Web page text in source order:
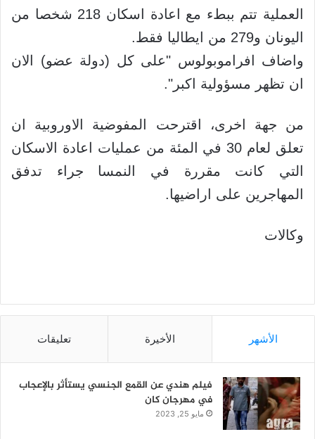
العملية تتم ببطء مع اعادة اسكان 218 شخصا من
اليونان و279 من ايطاليا فقط.
واضاف افراموبولوس "على كل (دولة عضو) الان
ان تظهر مسؤولية اكبر".
من جهة اخرى، اقترحت المفوضية الاوروبية ان
تعلق لعام 30 في المئة من عمليات اعادة الاسكان
التي كانت مقررة في النمسا جراء تدفق
المهاجرين على اراضيها.
وكالات
الأشهر الأخيرة تعليقات
فيلم هندي عن القمع الجنسي يستأثر بالإعجاب
في مهرجان كان
مايو 25, 2023